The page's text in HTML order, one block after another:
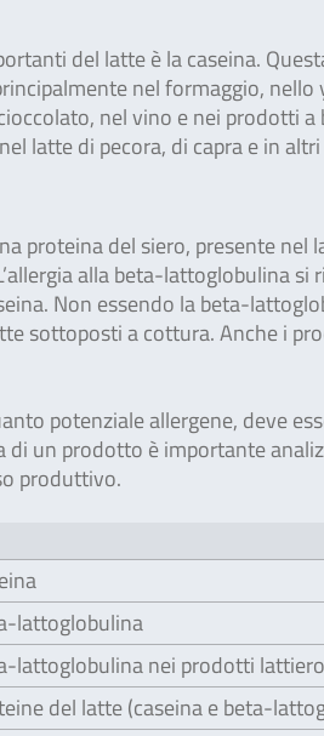
del latte è la caseina.
nel formaggio,
nel vino e nei prodotti
latte di pecora, di capra e in
proteina del siero, presente
alla beta-lattoglobulina
Non essendo la beta-
sottoposti a cottura. Anche i
potenziale allergene, deve
di un prodotto è importante
produttivo.
lattoglobulina
lattoglobulina nei prodotti
del latte (caseina e beta-